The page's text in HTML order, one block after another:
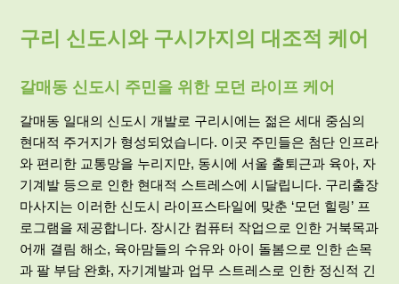
구리 신도시와 구시가지의 대조적 케어
갈매동 신도시 주민을 위한 모던 라이프 케어
갈매동 일대의 신도시 개발로 구리시에는 젊은 세대 중심의
현대적 주거지가 형성되었습니다. 이곳 주민들은 첨단 인프라
와 편리한 교통망을 누리지만, 동시에 서울 출퇴근과 육아, 자
기계발 등으로 인한 현대적 스트레스에 시달립니다. 구리출장
마사지는 이러한 신도시 라이프스타일에 맞춘 ‘모던 힐링’ 프
로그램을 제공합니다. 장시간 컴퓨터 작업으로 인한 거북목과
어깨 결림 해소, 육아맘들의 수유와 아이 돌봄으로 인한 손목
과 팔 부담 완화, 자기계발과 업무 스트레스로 인한 정신적 긴